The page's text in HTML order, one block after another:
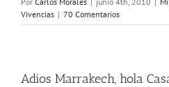
Vivencias | 70 Comentarios
Adios Marrakech, hola